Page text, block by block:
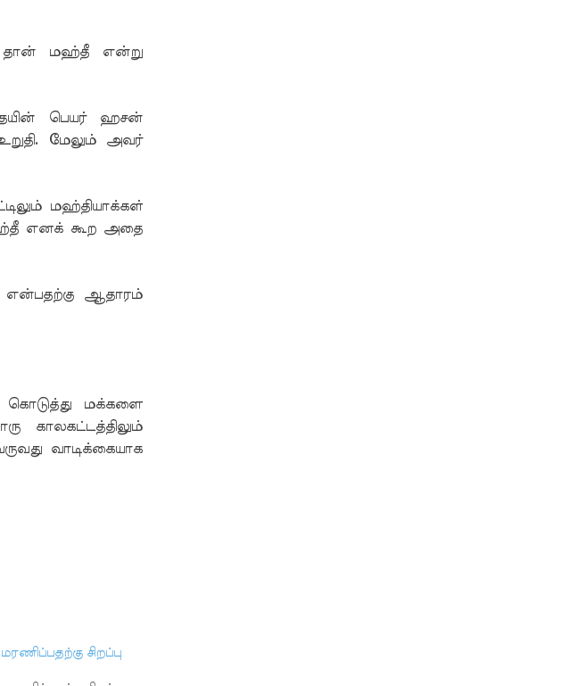
மஹ்தீ என்று
பெயர் ஹசன்
மேலும் அவர்
மஹ்தியாக்கள்
எனக் கூற அதை
என்பதற்கு ஆதாரம்
மக்களை
வாடிக்கையாக
சிறப்பு